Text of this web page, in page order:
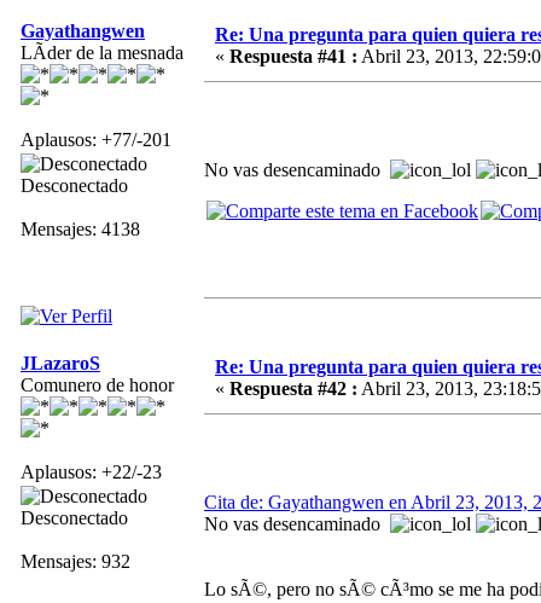
Gayathangwen
LÃ­der de la mesnada
Aplausos: +77/-201
Desconectado
Mensajes: 4138
Re: Una pregunta para quien quiera
« Respuesta #41 : Abril 23, 2013,
No vas desencaminado
JLazaroS
Comunero de honor
Aplausos: +22/-23
Desconectado
Mensajes: 932
Re: Una pregunta para quien quiera
« Respuesta #42 : Abril 23, 2013,
Cita de: Gayathangwen en Abril 23, 2013,
No vas desencaminado
Lo sÃ©, pero no sÃ© cÃ³mo se me ha